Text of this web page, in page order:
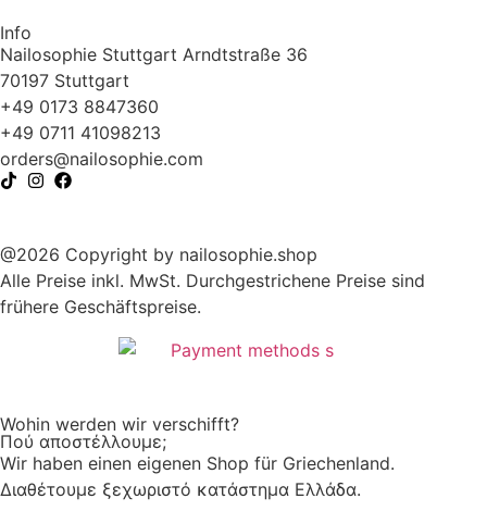
Info
Nailosophie Stuttgart Arndtstraße 36
70197 Stuttgart
+49 0173 8847360
+49 0711 41098213
moc.eihposolian
@sredro
@2026 Copyright by nailosophie.shop
Alle Preise inkl. MwSt. Durchgestrichene Preise sind
frühere Geschäftspreise.
Wohin werden wir verschifft?
Πού αποστέλλουμε;
Wir haben einen eigenen Shop für Griechenland.
Διαθέτουμε ξεχωριστό κατάστημα Ελλάδα.